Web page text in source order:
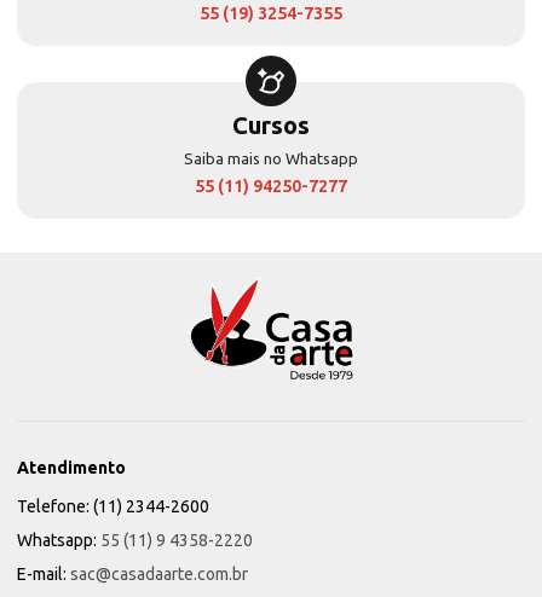
55 (19) 3254-7355
Cursos
Saiba mais no Whatsapp
55 (11) 94250-7277
Atendimento
Telefone: (11) 2344-2600
Whatsapp: 55 (11) 9 4358-2220
E-mail: sac@casadaarte.com.br